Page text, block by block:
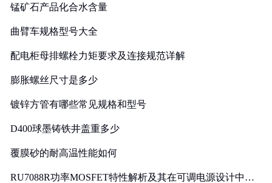
锰矿石产品化合水含量
曲臂车规格型号大全
配电柜母排螺栓力矩要求及连接规范详解
膨胀螺丝尺寸是多少
镀锌方管有哪些常见规格和型号
D400球墨铸铁井盖重多少
覆膜砂的耐高温性能如何
RU7088R功率MOSFET特性解析及其在可调电源设计中的